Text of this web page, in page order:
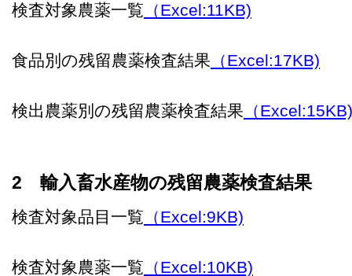
検査対象農薬一覧 （Excel:11KB)
食品別の残留農薬検査結果 （Excel:17KB)
検出農薬別の残留農薬検査結果 （Excel:15KB)
2 輸入畜水産物の残留農薬検査結果
検査対象品目一覧 （Excel:9KB)
検査対象農薬一覧 （Excel:10KB)